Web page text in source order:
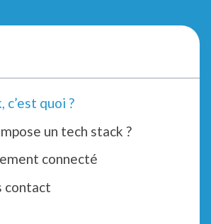
c’est quoi ?
un tech stack ?
connecté
contact